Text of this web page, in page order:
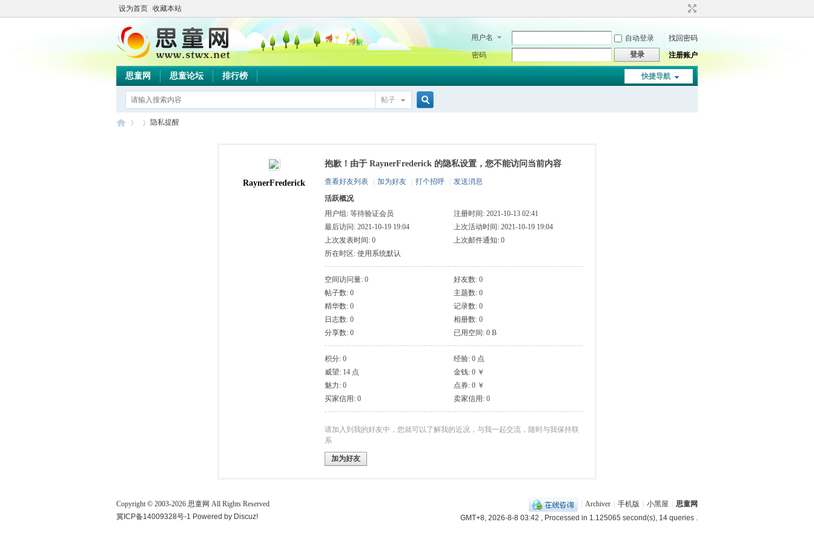
设为首页 收藏本站
用户名 自动登录
找回密码
密码
登录 注册账户
快捷导航
思童网 思童论坛 排行榜
帖子
隐私提醒
RaynerFrederick
抱歉！由于 RaynerFrederick 的隐私设置，您不能访问当前内容
查看好友列表 加为好友 打个招呼
发送消息
活跃概况
用户组: 等待验证会员
注册时间: 2021-10-13 02:41
最后访问: 2021-10-19 19:04
上次活动时间: 2021-10-19 19:04
上次发表时间: 0
上次邮件通知: 0
所在时区: 使用系统默认
空间访问量: 0
好友数: 0
帖子数: 0
主题数: 0
精华数: 0
记录数: 0
日志数: 0
相册数: 0
分享数: 0
已用空间: 0 B
积分: 0
经验: 0 点
威望: 14 点
金钱: 0 ￥
魅力: 0
点券: 0 ￥
买家信用: 0
卖家信用: 0
请加入到我的好友中，您就可以了解我的近况，与我一起交流，随时与我保持联
系
加为好友
Archiver 手机版 小黑屋
思童网
GMT+8, 2026-8-8 03:42 , Processed in 1.125065 second(s), 14 queries .
Copyright © 2003-2026 思童网 All Rights Reserved
冀ICP备14009328号-1 Powered by Discuz!